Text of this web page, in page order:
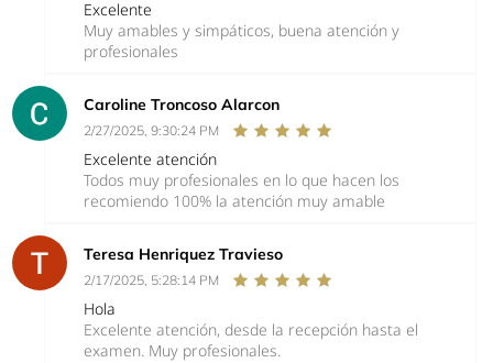
Excelente
Muy amables y simpáticos, buena atención y
profesionales
Caroline Troncoso Alarcon
2/27/2025, 9:30:24 PM
Excelente atención
Todos muy profesionales en lo que hacen los
recomiendo 100% la atención muy amable
Teresa Henriquez Travieso
2/17/2025, 5:28:14 PM
Hola
Excelente atención, desde la recepción hasta el
examen. Muy profesionales.